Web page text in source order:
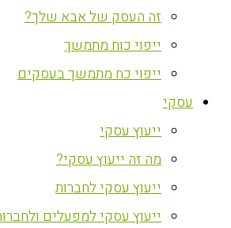
זה העסק של אבא שלך?
ייפוי כוח מתמשך
ייפוי כח מתמשך בעסקים
עסקי
ייעוץ עסקי
מה זה ייעוץ עסקי?
ייעוץ עסקי לחברות
ייעוץ עסקי למפעלים ולחברות